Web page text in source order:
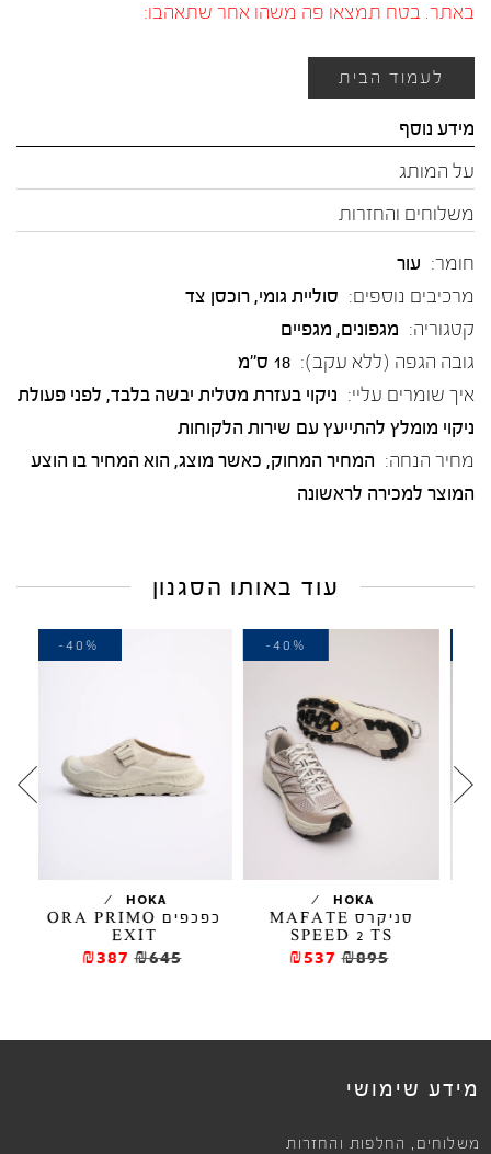
באתר. בטח תמצאו פה משהו אחר שתאהבו:
לעמוד הבית
מידע נוסף
על המותג
משלוחים והחזרות
חומר: עור
מרכיבים נוספים: סוליית גומי, רוכסן צד
קטגוריה: מגפונים, מגפיים
גובה הגפה (ללא עקב): 18 ס"מ
איך שומרים עליי: ניקוי בעזרת מטלית יבשה בלבד, לפני פעולת
ניקוי מומלץ להתייעץ עם שירות הלקוחות
מחיר הנחה: המחיר המחוק, כאשר מוצג, הוא המחיר בו הוצע
המוצר למכירה לראשונה
עוד באותו הסגנון
HOKA
/
סניקרס MAFATE
SPEED 2 TS
₪895
₪537
-40%
HOKA
/
כפכפים ORA PRIMO
EXIT
₪645
₪387
-40%
מידע שימושי
משלוחים , החלפות והחזרות